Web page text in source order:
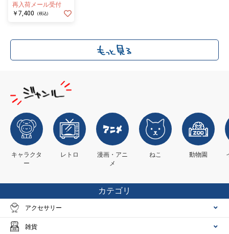
再入荷メール受付
￥7,400
(税込)
キャラクタ
ー
レトロ
漫画・アニ
メ
ねこ 動物園
カテゴリ
アクセサリー
雑貨